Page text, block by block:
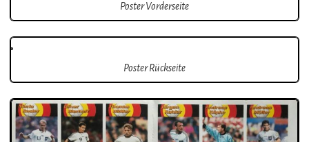
Poster Vorderseite
Poster Rückseite